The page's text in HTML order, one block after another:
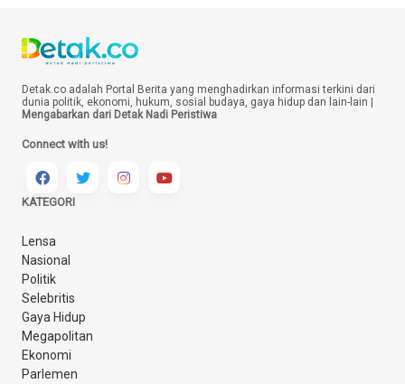
Detak.co adalah Portal Berita yang menghadirkan informasi terkini dari
dunia politik, ekonomi, hukum, sosial budaya, gaya hidup dan lain-lain |
Mengabarkan dari Detak Nadi Peristiwa
Connect with us!
KATEGORI
Lensa
Nasional
Politik
Selebritis
Gaya Hidup
Megapolitan
Ekonomi
Parlemen